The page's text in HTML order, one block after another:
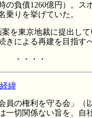
の負債1260億円）。
乗りを挙げていた。
を東京地裁に提出し
きによる再建を目指す
・・・
緯
の権利を守る会」（
一切関係ない旨を、自